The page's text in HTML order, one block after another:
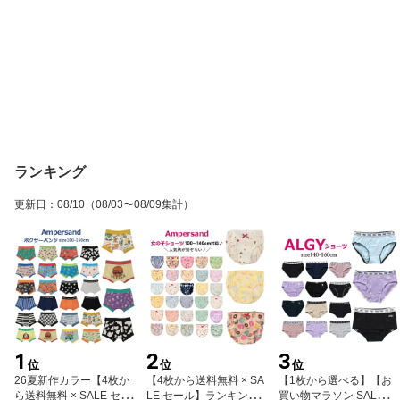
ランキング
更新日 ： 08/10 （08/03〜08/09集計）
1 位
26夏新作カラー【4枚か
ら送料無料 × SALE セー
2位
【4枚から送料無料 × SA
LE セール】ランキング1
3位
【1枚から選べる】【お
買い物マラソン SAL